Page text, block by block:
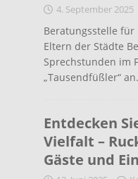
4. September 2025
Beratungsstelle für
Eltern der Städte
Sprechstunden im
„Tausendfüßler“
Entdecken
Vielfalt –
Gäste und